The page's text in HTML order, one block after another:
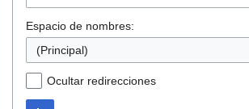
Espacio de nombres:
(Principal)
Ocultar redirecciones